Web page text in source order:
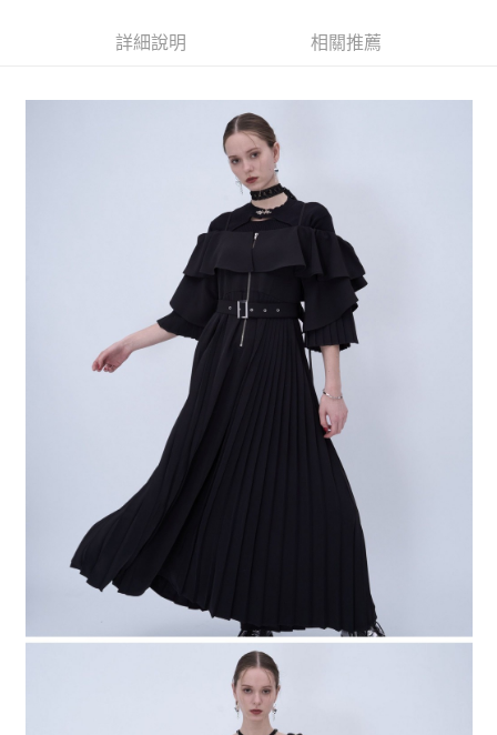
3.實際核准額度、可分期數及費用金額請依後續交易確認頁面所載為準。
4.訂單成立30分鐘內，如未前往確認交易或遇審核未通過，訂單將自動取
1.分期款項不併入電信帳單，「大哥付你分期」於每月結算日後寄送繳費提
2.透過簡訊連結打開帳單後，可選擇「超商條碼／台灣大直營門市／銀行轉
帳／街口支付／iPASS MONEY」等通路繳費。
1.本服務係由「台灣大哥大股份有限公司」（以下簡稱本公司）所提供，讓
用戶於交易時，得透過本服務購買商品或服務，並由商店將買賣／分期付款
買賣價金債權讓與本公司後，依約使用本公司帳單繳交帳款。
2.基於同意付款使用「大哥付你分期」之契約關係目的，商店將以您的個人
資料（包含姓名、電話或地址）提供予台灣大哥大進項蒐集、處理及利用，
由本公司與您本人進行分期帳單所需資料之確認、核對及更正。
3.完整用戶服務條款，請詳閱以下連結：
https://oppay.tw/userRule
３．安心：先確認商品／服務後，再付款。
【「AFTEE先享後付」結帳流程】
１．於結帳方式選擇「AFTEE先享後付」後，將跳轉至「AFTEE先享後付」
結帳頁面，進行簡訊認證並確認金額後，即可完成結帳。
２．訂單成立數日內，您將收到繳費通知簡訊。
３．收到繳費通知簡訊後14天內，點擊此簡訊中的連結，可透過四大超商／
ATM／網路銀行／等多元方式進行付款，方視為交易完成。
※ 請注意：結帳手續完成當下不需立刻繳費，但若您需要取消訂單，請聯絡
購買商品的店家。未經商家同意取消之訂單仍視為有效，需透過AFTEE先享
※ 交易是否成功請以「AFTEE先享後付 」之結帳頁面顯示為準，若有關於
是否繳費成功／繳費後需取消欲退款等相關疑問，請聯繫「AFTEE先享後付
客戶支援中心」 https://netprotections.freshdesk.com/support/home
１．透過由恩沛科技股份有限公司提供之「AFTEE先享後付」服務完成之交
易，需依本服務之必要範圍內提供個人資料，並將交易相關給付款項請求債
權轉讓予恩沛科技股份有限公司。
２．關於個人資料處理事宜，請瀏覽以下網址：
https://aftee.tw/terms/#terms3
３．未成年的使用者請事先徵得法定代理人或監護人之同意方可使用
「AFTEE先享後付」，若未經同意申辦者引起之損失，本公司不負相關責
４．使用「AFTEE先享後付」時，將依據個別帳號之用戶狀況，依本公司即
時審查核予不同之上限額度；若仍有額度不足之情形，本公司將視審查結果
請求用戶進行身份認證。
５．嚴禁一人註冊多個帳號或使用他人資訊註冊。若發現惡意使用之情形，
恩沛科技股份有限公司將有權停止該用戶之使用額度並採取法律行動。
每筆NT$80，滿NT$888(含以上)免運費
每筆NT$80，滿NT$888(含以上)免運費
每筆NT$80，滿NT$1,500(含以上)免運費
每筆NT$80，滿NT$1,500(含以上)免運費
每筆NT$80，滿NT$1,500(含以上)免運費
詳細說明 相關推薦